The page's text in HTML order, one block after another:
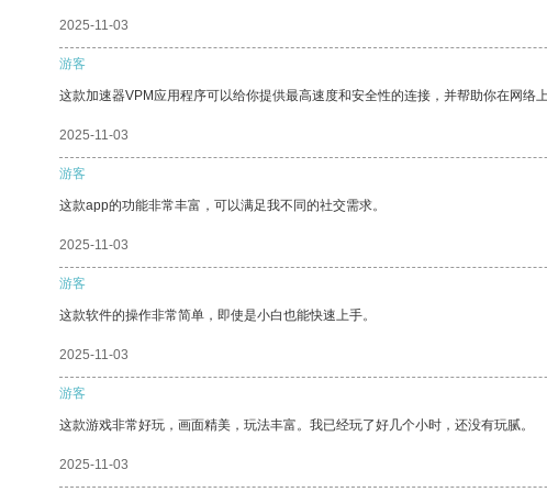
2025-11-03
游客
这款加速器VPM应用程序可以给你提供最高速度和安全性的连接，并帮助你在网络上
2025-11-03
游客
这款app的功能非常丰富，可以满足我不同的社交需求。
2025-11-03
游客
这款软件的操作非常简单，即使是小白也能快速上手。
2025-11-03
游客
这款游戏非常好玩，画面精美，玩法丰富。我已经玩了好几个小时，还没有玩腻。
2025-11-03